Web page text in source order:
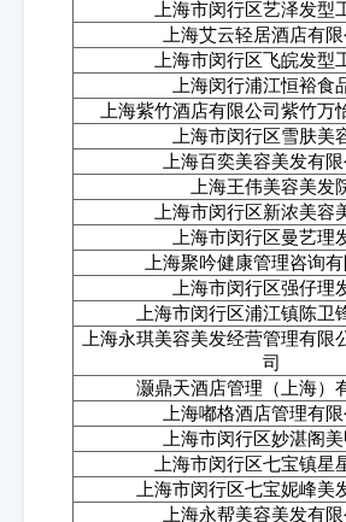
上海市闵行区艺泽发型
上海艾云轻居酒店有限
上海市闵行区飞皖发型
上海闵行浦江恒裕食
上海紫竹酒店有限公司紫竹万
上海市闵行区雪肤美
上海百奕美容美发有限
上海王伟美容美发
上海市闵行区新浓美容
上海市闵行区曼艺理
上海聚吟健康管理咨询
上海市闵行区强仔理
上海市闵行区浦江镇陈卫
上海永琪美容美发经营管理有限
司
灏鼎天酒店管理（上海）
上海嘟格酒店管理有限
上海市闵行区妙湛阁
上海市闵行区七宝镇星
上海市闵行区七宝妮峰美
上海永帮美容美发有限